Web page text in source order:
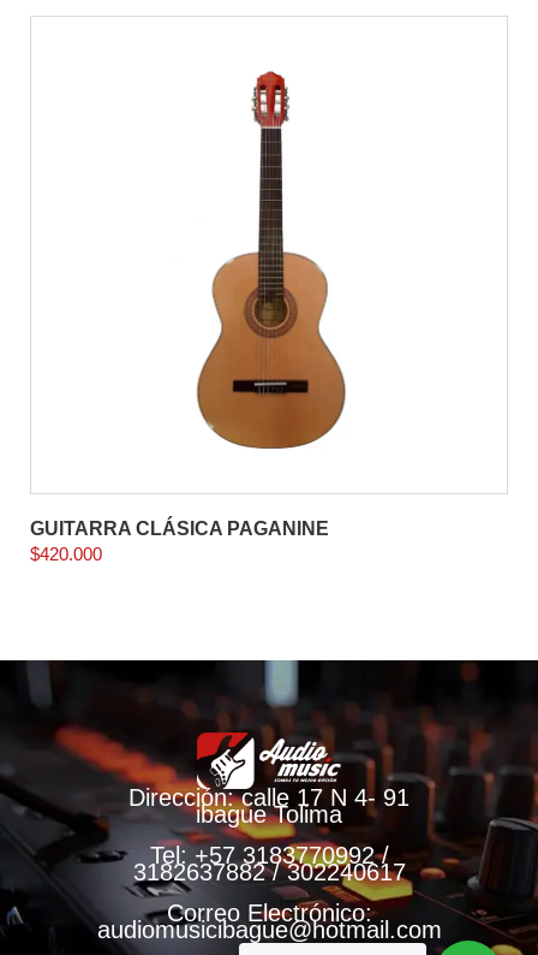
GUITARRA CLÁSICA PAGANINE
$420.000
Dirección: calle 17 N 4- 91
ibague Tolima
Tel: +57 3183770992 /
3182637882 / 302240617
Correo Electrónico:
audiomusicibague@hotmail.com